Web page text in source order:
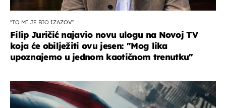
''TO MI JE BIO IZAZOV''
Filip Juričić najavio novu ulogu na Novoj TV
koja će obilježiti ovu jesen: ''Mog lika
upoznajemo u jednom kaotičnom trenutku''